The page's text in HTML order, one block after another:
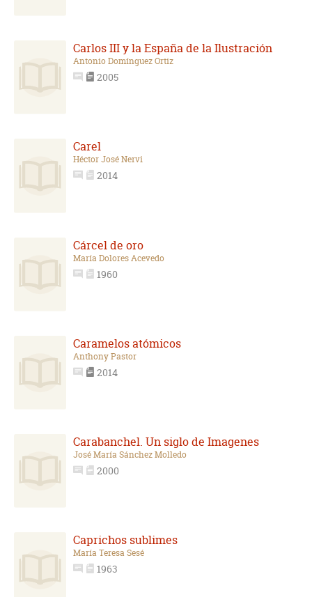
Carlos III y la España de la Ilustración
Antonio Domínguez Ortiz
2005
Carel
Héctor José Nervi
2014
Cárcel de oro
María Dolores Acevedo
1960
Caramelos atómicos
Anthony Pastor
2014
Carabanchel. Un siglo de Imagenes
José María Sánchez Molledo
2000
Caprichos sublimes
María Teresa Sesé
1963